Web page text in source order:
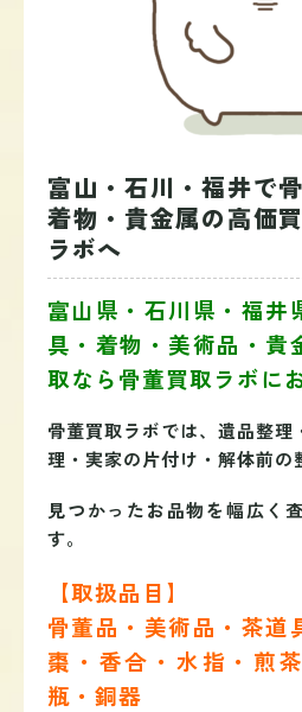
富山・石川・福井で
着物・貴金属の高価
ラボへ
富山県・石川県・福井
具・着物・美術品・貴
取なら骨董買取ラボに
骨董買取ラボでは、遺品整
理・実家の片付け・解体前の
見つかったお品物を幅広く
す。
【取扱品目】
骨董品・美術品・茶道
棗・香合・水指・煎
瓶・銅器